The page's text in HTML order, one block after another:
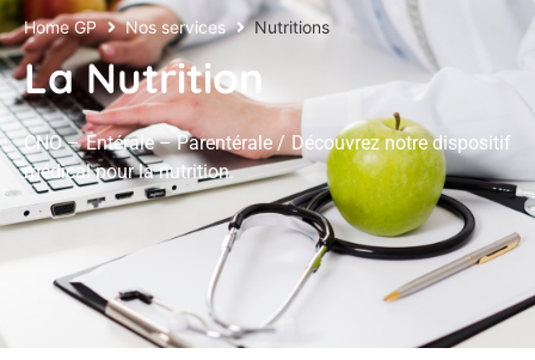
Home GP Nos services Nutritions
La Nutrition
CNO – Entérale – Parentérale / Découvrez notre dispositif
médical pour la nutrition.